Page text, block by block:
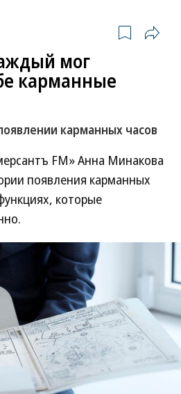
мог
карманные
карманных часов
FM» Анна Минакова
появления карманных
которые